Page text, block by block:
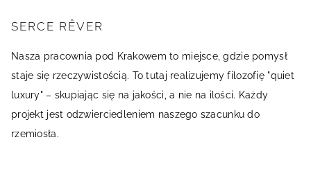
SERCE RÊVER
Nasza pracownia pod Krakowem to miejsce, gdzie pomysł
staje się rzeczywistością. To tutaj realizujemy filozofię "quiet
luxury" – skupiając się na jakości, a nie na ilości. Każdy
projekt jest odzwierciedleniem naszego szacunku do
rzemiosła.